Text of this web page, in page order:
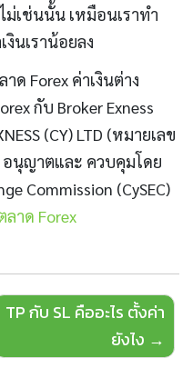
ม่เช่นนั้น เหมือนเราทำ
งินเราน้อยลง
ด Forex ค่าเงินต่าง
กับ Broker Exness
(CY) LTD (หมายเลข
อนุญาตและ ควบคุมโดย
Commission (CySEC)
ลาด Forex
TP กับ SL คืออะไร ตั้งค่า
ยังไง